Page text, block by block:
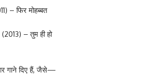
– फिर मोहब्बत
– तुम ही हो
गाने दिए हैं, जैसे—